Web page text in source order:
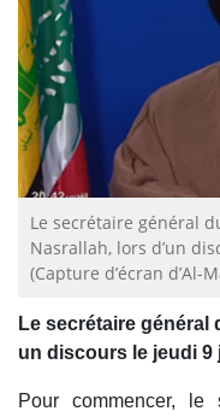
Le secrétaire général
Nasrallah, lors d’un
(Capture d’écran d’Al-
Le secrétaire
un discours le jeudi 9
Pour commencer, le